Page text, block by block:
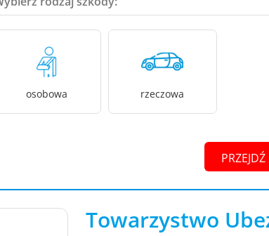
osobowa rzeczowa
PRZEJDŹ
Towarzystwo